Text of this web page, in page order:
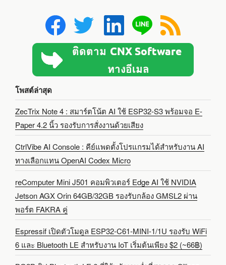
โพสต์ล่าสุด
ZecTrix Note 4 : สมาร์ตโน้ต AI ใช้ ESP32-S3 พร้อมจอ E-
Paper 4.2 นิ้ว รองรับการสั่งงานด้วยเสียง
CtrlVibe AI Console : คีย์แพดตั้งโปรแกรมได้สำหรับงาน AI
ทางเลือกแทน OpenAI Codex Micro
reComputer Mini J501 คอมพิวเตอร์ Edge AI ใช้ NVIDIA
Jetson AGX Orin 64GB/32GB รองรับกล้อง GMSL2 ผ่าน
พอร์ต FAKRA คู่
Espressif เปิดตัวโมดูล ESP32-C61-MINI-1/1U รองรับ WiFi
6 และ Bluetooth LE สำหรับงาน IoT เริ่มต้นเพียง $2 (~66฿)